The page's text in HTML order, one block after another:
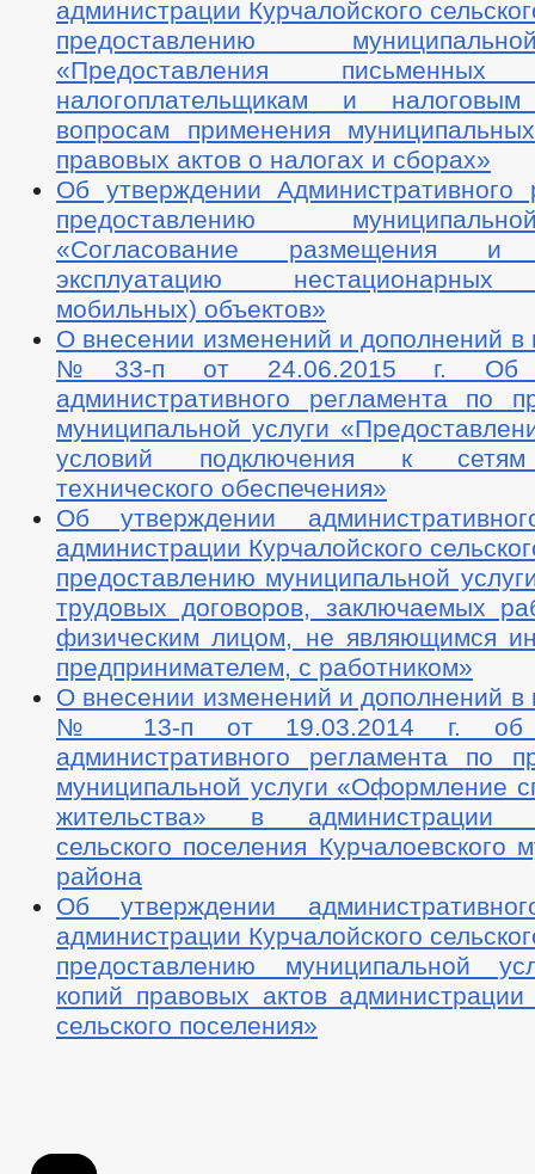
администрации Курчалойского
предоставлению
«Предоставления письменных
налогоплательщикам и
вопросам применения
правовых актов о налогах и сборах»
Об утверждении Административного
предоставлению
«Согласование размещения
эксплуатацию нестационарных
мобильных) объектов»
О внесении изменений и дополнений в
№33-п от 24.06.2015 г. Об
административного регламента по
муниципальной услуги
условий подключения к сетям
технического обеспечения»
Об утверждении
администрации Курчалойского
предоставлению муниципальной
трудовых договоров, заключаемых
физическим лицом, не являющимся
предпринимателем, с работником»
О внесении изменений и дополнений в
№ 13-п от 19.03.2014 г. об
административного регламента по
муниципальной услуги «Оформление
жительства» в администрации
сельского поселения Курчалоевского
района
Об утверждении
администрации Курчалойского
предоставлению муниципальной
копий правовых актов администрации
сельского поселения»